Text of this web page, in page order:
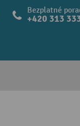
Bezplatné
+420 313